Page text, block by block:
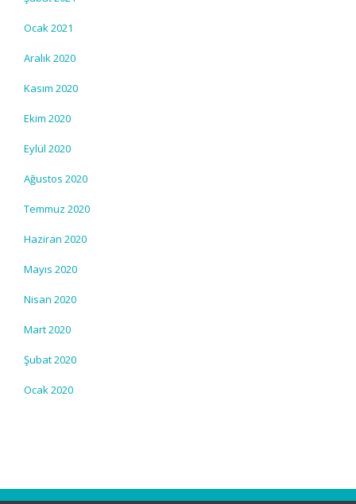
Ocak 2021
Aralık 2020
Kasım 2020
Ekim 2020
Eylül 2020
Ağustos 2020
Temmuz 2020
Haziran 2020
Mayıs 2020
Nisan 2020
Mart 2020
Şubat 2020
Ocak 2020